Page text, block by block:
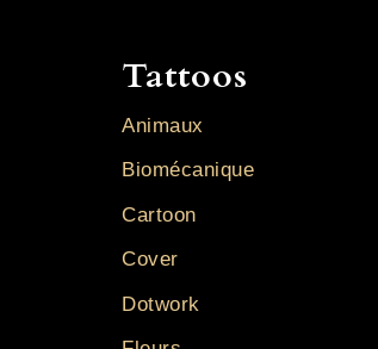
Tattoos
Animaux
Biomécanique
Cartoon
Cover
Dotwork